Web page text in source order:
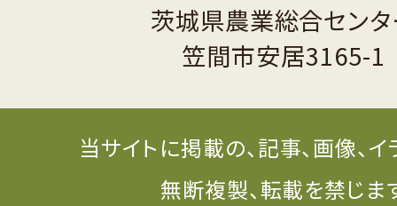
茨城県農業総合セン
笠間市安居3165-1
当サイトに掲載の、記事、画像、
無断複製、転載を禁じま